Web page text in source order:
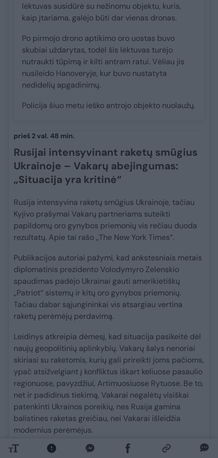
lėktuvas susidūrė su nežinomu objektu, kuris,
kaip įtariama, galėjo būti dar vienas dronas.
Po pirmojo drono aptikimo oro uostas buvo
skubiai uždarytas, todėl šis lėktuvas turėjo
nutraukti tūpimą ir kilti antram ratui. Vėliau jis
nusileido Hanoveryje, kur buvo nustatyta
nedidelių apgadinimų.
Policija šiuo metu ieško antrojo objekto nuolaužų.
prieš 2 val. 48 min.
Rusijai intensyvinant raketų smūgius
Ukrainoje – Vakarų abejingumas:
„Situacija yra kritinė“
Rusija intensyvina raketų smūgius Ukrainoje, tačiau
Kyjivo prašymai Vakarų partneriams suteikti
papildomų oro gynybos priemonių vis rečiau duoda
rezultatų. Apie tai rašo „The New York Times“.
Publikacijos autoriai pažymi, kad ankstesniais metais
diplomatinis prezidento Volodymyro Zelenskio
spaudimas padėjo Ukrainai gauti amerikietiškų
„Patriot“ sistemų ir kitų oro gynybos priemonių.
Tačiau dabar sąjungininkai vis atsargiau vertina
raketų perėmėjų perdavimą.
Leidinys atkreipia dėmesį, kad situacija pasikeitė dėl
naujų geopolitinių aplinkybių. Vakarų šalys nenoriai
skiriasi su raketomis, kurių gali prireikti joms pačioms,
ypač atsižvelgiant į konfliktus iškart keliuose pasaulio
regionuose, pavyzdžiui, Artimuosiuose Rytuose. Be to,
net ir padidinus tiekimą, Vakarai negalėtų visiškai
patenkinti Ukrainos poreikių, nes Rusija gamina
balistines raketas greičiau, nei Vakarai išleidžia
modernius perėmėjus.
„The New York Times“ skaičiavimais, remiantis